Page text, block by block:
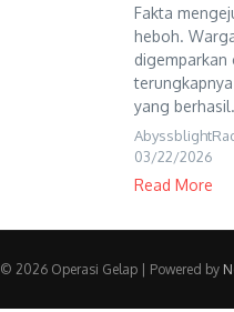
Fakta
heboh.
digemparkan
yang
03/22/2026
Read More
2026 Operasi Gelap | Powered by